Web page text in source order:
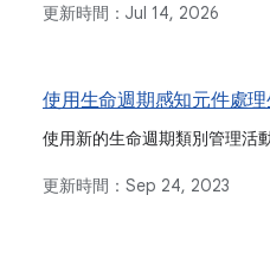
更新時間： Jul 14, 2026
使用生命週期感知元件處
使用新的生命週期類別管理活
更新時間： Sep 24, 2023